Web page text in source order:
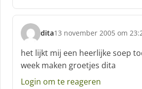
f
dita
s
c
h
r
e
13 november 2005 om
het lijkt mij een heerlijke soep
week maken groetjes dita
Login om te reageren